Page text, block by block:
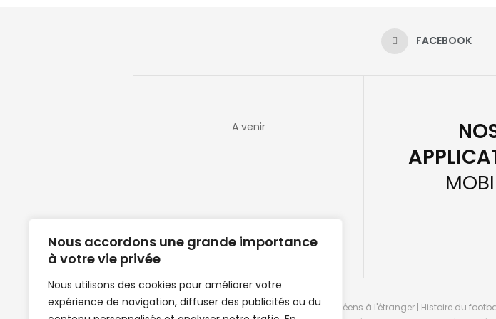
Nous accordons une grande importance
à votre vie privée
Nous utilisons des cookies pour améliorer votre
expérience de navigation, diffuser des publicités ou du
FACEBOOK
A venir
Clubs de football en Guinée | Footballeurs guinéens à l'étranger | Histoire du